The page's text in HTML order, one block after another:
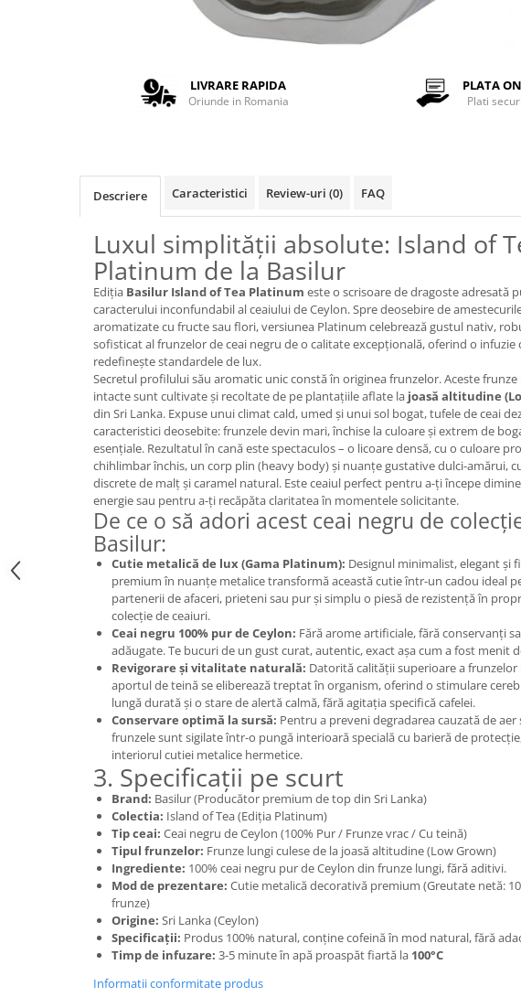
Pliculete Zahar si Miere
Stabilizatoare tensiune
Piese schimb espressoare
Accesorii si intretinere
LIVRARE RAPIDA
Oriunde in Romania
PLATA
Plati
Descriere Caracteristici Review-uri (0) FAQ
Luxul simplității absolute: Island of
Platinum de la Basilur
Ediția Basilur Island of Tea Platinum este o scrisoare de dragoste adresată
caracterului inconfundabil al ceaiului de Ceylon. Spre deosebire de
aromatizate cu fructe sau flori, versiunea Platinum celebrează gustul nativ,
sofisticat al frunzelor de ceai negru de o calitate excepțională, oferind o infuzie
redefinește standardele de lux.
Secretul profilului său aromatic unic constă în originea frunzelor. Aceste frunze
intacte sunt cultivate și recoltate de pe plantațiile aflate la joasă altitudine
din Sri Lanka. Expuse unui climat cald, umed și unui sol bogat, tufele de ceai
caracteristici deosebite: frunzele devin mari, închise la culoare și extrem de
esențiale. Rezultatul în cană este spectaculos – o licoare densă, cu o culoare
chihlimbar închis, un corp plin (heavy body) și nuanțe gustative dulci-amărui,
discrete de malț și caramel natural. Este ceaiul perfect pentru a-ți începe
energie sau pentru a-ți recăpăta claritatea în momentele solicitante.
De ce o să adori acest ceai negru de
Basilur:
Cutie metalică de lux (Gama Platinum): Designul minimalist, elegant și
premium în nuanțe metalice transformă această cutie într-un cadou ideal
partenerii de afaceri, prieteni sau pur și simplu o piesă de rezistență în
colecție de ceaiuri.
Ceai negru 100% pur de Ceylon: Fără arome artificiale, fără conservanți
adăugate. Te bucuri de un gust curat, autentic, exact așa cum a fost menit
Revigorare și vitalitate naturală: Datorită calității superioare a frunzelor
aportul de teină se eliberează treptat în organism, oferind o stimulare
lungă durată și o stare de alertă calmă, fără agitația specifică cafelei.
Conservare optimă la sursă: Pentru a preveni degradarea cauzată de aer
frunzele sunt sigilate într-o pungă interioară specială cu barieră de
interiorul cutiei metalice hermetice.
3. Specificații pe scurt
Brand: Basilur (Producător premium de top din Sri Lanka)
Colectia: Island of Tea (Ediția Platinum)
Tip ceai: Ceai negru de Ceylon (100% Pur / Frunze vrac / Cu teină)
Tipul frunzelor: Frunze lungi culese de la joasă altitudine (Low Grown)
Ingrediente: 100% ceai negru pur de Ceylon din frunze lungi, fără aditivi.
Mod de prezentare: Cutie metalică decorativă premium (Greutate netă:
frunze)
Origine: Sri Lanka (Ceylon)
Specificații: Produs 100% natural, conține cofeină în mod natural, fără
Timp de infuzare: 3-5 minute în apă proaspăt fiartă la 100°C
Informatii conformitate produs